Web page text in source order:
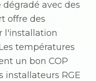
avec des
offre des
l'installation
températures
un bon COP
installateurs RGE